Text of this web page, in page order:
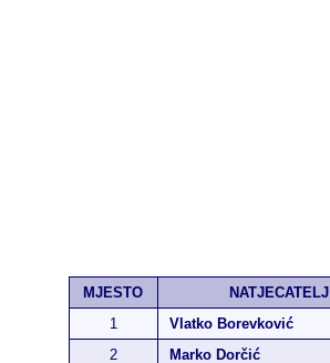
MJESTO NATJECATELJ
1
Vlatko Borevković
2
Marko Dorčić